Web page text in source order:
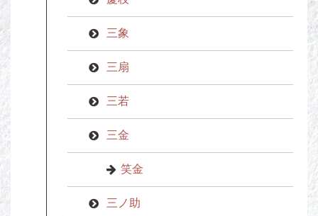
三象
三扇
三若
三金
笑金
三ノ助